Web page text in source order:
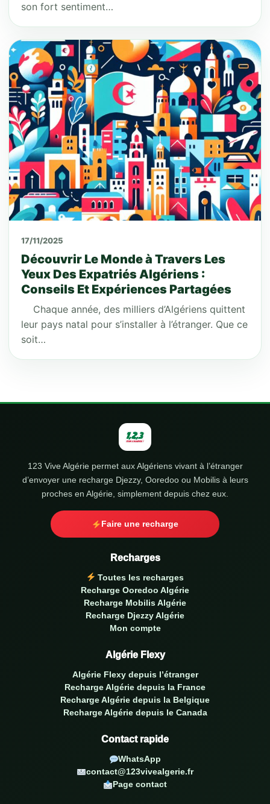
son fort sentiment…
17/11/2025
Découvrir Le Monde à Travers Les
Yeux Des Expatriés Algériens :
Conseils Et Expériences Partagées
Chaque année, des milliers d’Algériens quittent
leur pays natal pour s’installer à l’étranger. Que ce
soit…
123 Vive Algérie permet aux Algériens vivant à l’étranger
d’envoyer une recharge Djezzy, Ooredoo ou Mobilis à leurs
proches en Algérie, simplement depuis chez eux.
Faire une recharge
Recharges
Toutes les recharges
Recharge Ooredoo Algérie
Recharge Mobilis Algérie
Recharge Djezzy Algérie
Mon compte
Algérie Flexy
Algérie Flexy depuis l’étranger
Recharge Algérie depuis la France
Recharge Algérie depuis la Belgique
Recharge Algérie depuis le Canada
Contact rapide
WhatsApp
contact@123vivealgerie.fr
Page contact